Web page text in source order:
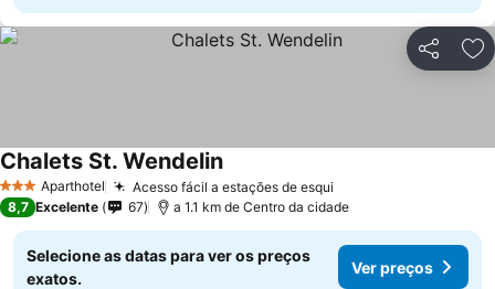
Partilhar
3 EstrelasAparthotel Acesso fácil a estações de esqui
Chalets St. WendelinVer preços
8,7 Excelente 67 a 1.1 km de Centro da cidade
Selecione as datas para ver os preços
exatos.
Ver preços